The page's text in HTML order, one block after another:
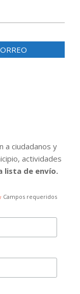
a ciudadanos y
actividades
lista de envío.
Campos requeridos